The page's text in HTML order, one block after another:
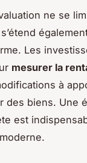
ne se
Les
mesurer la
à
des biens. Une
est